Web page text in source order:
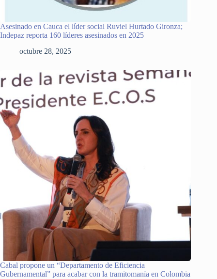
Asesinado en Cauca el líder social Ruviel Hurtado Gironza;
Indepaz reporta 160 líderes asesinados en 2025
octubre 28, 2025
Cabal propone un “Departamento de Eficiencia
Gubernamental” para acabar con la tramitomanía en Colombia